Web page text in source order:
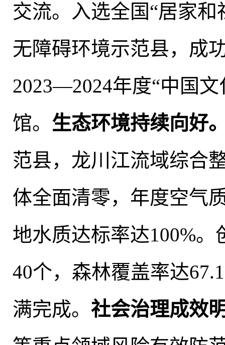
交流。 入选全国“居家
无障碍环境示范县，成
2023—2024年度“中国
馆。 生态环境持续向好
范县， 龙川江流域综合
体全面清零， 年度空气
地水质达标率达100%。
40个，森林覆盖率达
满完成。 社会治理成效